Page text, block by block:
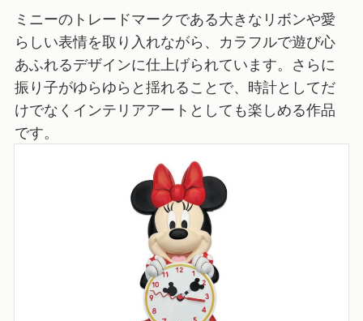
ミニーのトレードマークである大きなリボンや愛
らしい表情を取り入れながら、カラフルで遊び心
あふれるデザインに仕上げられています。さらに
振り子がゆらゆらと揺れることで、時計としてだ
けでなくインテリアアートとしても楽しめる作品
です。